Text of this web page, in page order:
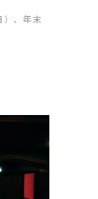
）、年末